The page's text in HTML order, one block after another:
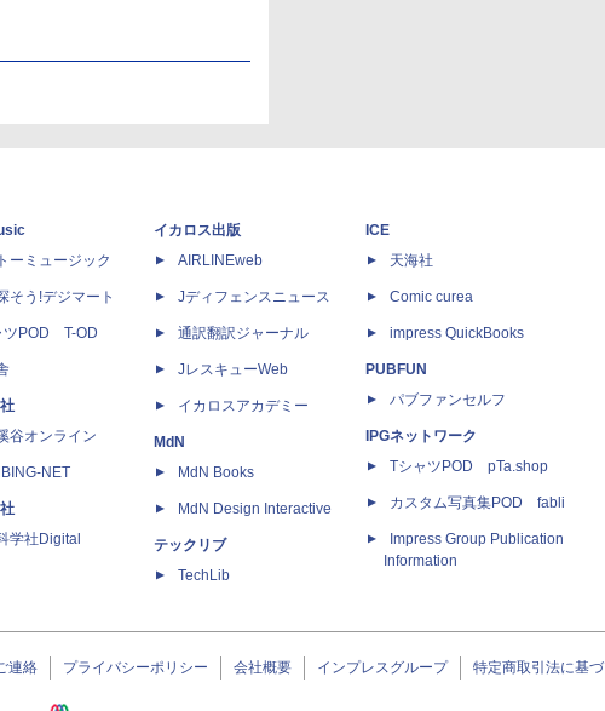
ーミュージック
そう!デジマート
ツPOD T-OD
谷オンライン
NET
学社Digital
イカロス出版
AIRLINEweb
Jディフェンスニュース
通訳翻訳ジャーナル
JレスキューWeb
イカロスアカデミー
MdN
MdN Books
MdN Design Interactive
テックリブ
TechLib
ICE
天海社
Comic curea
impress QuickBooks
PUBFUN
パブファンセルフ
IPGネットワーク
TシャツPOD pTa.shop
カスタム写真集POD fabli
Impress Group Publication
Information
連絡 プライバシーポリシー 会社概要 インプレスグループ 特定商取引法に基